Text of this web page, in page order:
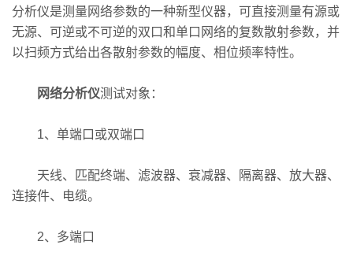
分析仪是测量网络参数的一种新型仪器，可直接测量有源或
无源、可逆或不可逆的双口和单口网络的复数散射参数，并
以扫频方式给出各散射参数的幅度、相位频率特性。
网络分析仪测试对象：
1、单端口或双端口
天线、匹配终端、滤波器、衰减器、隔离器、放大器、
连接件、电缆。
2、多端口